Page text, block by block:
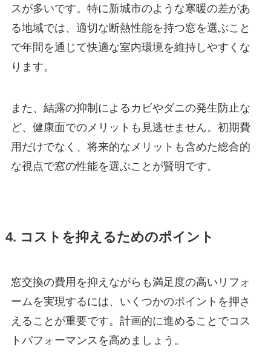
スが多いです。特に新城市のような寒暖の差があ
る地域では、適切な断熱性能を持つ窓を選ぶこと
で年間を通じて快適な室内環境を維持しやすくな
ります。
また、結露の抑制によるカビやダニの発生防止な
ど、健康面でのメリットも見逃せません。初期費
用だけでなく、将来的なメリットも含めた総合的
な視点で窓の性能を選ぶことが賢明です。
4. コストを抑えるためのポイント
窓交換の費用を抑えながらも満足度の高いリフォ
ームを実現するには、いくつかのポイントを押さ
えることが重要です。計画的に進めることでコス
トパフォーマンスを高めましょう。